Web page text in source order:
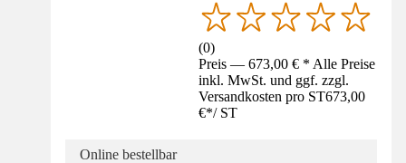
(0)
Preis — 673,00 € * Alle Preise
inkl. MwSt. und ggf. zzgl.
Versandkosten pro ST673,00
€*/ ST
Online bestellbar